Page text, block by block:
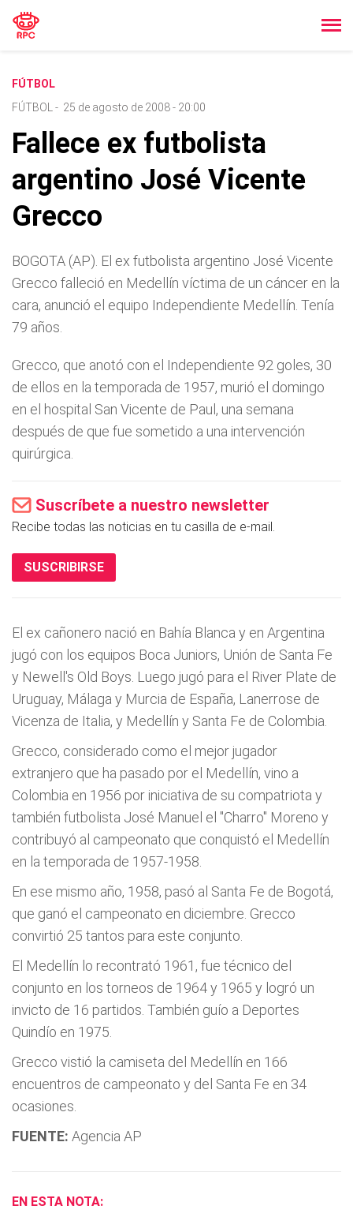
FÚTBOL
FÚTBOL
- 25 de agosto de 2008 - 20:00
Fallece ex futbolista
argentino José Vicente
Grecco
BOGOTA (AP). El ex futbolista argentino José Vicente
Grecco falleció en Medellí­n ví­ctima de un cáncer en la
cara, anunció el equipo Independiente Medellí­n. Tení­a
79 años.
Grecco, que anotó con el Independiente 92 goles, 30
de ellos en la temporada de 1957, murió el domingo
en el hospital San Vicente de Paul, una semana
después de que fue sometido a una intervención
quirúrgica.
Suscríbete a nuestro newsletter
Recibe todas las noticias en tu casilla de e-mail.
SUSCRIBIRSE
El ex cañonero nació en Bahí­a Blanca y en Argentina
jugó con los equipos Boca Juniors, Unión de Santa Fe
y Newell's Old Boys. Luego jugó para el River Plate de
Uruguay, Málaga y Murcia de España, Lanerrose de
Vicenza de Italia, y Medellí­n y Santa Fe de Colombia.
Grecco, considerado como el mejor jugador
extranjero que ha pasado por el Medellí­n, vino a
Colombia en 1956 por iniciativa de su compatriota y
también futbolista José Manuel el "Charro" Moreno y
contribuyó al campeonato que conquistó el Medellí­n
en la temporada de 1957-1958.
En ese mismo año, 1958, pasó al Santa Fe de Bogotá,
que ganó el campeonato en diciembre. Grecco
convirtió 25 tantos para este conjunto.
El Medellí­n lo recontrató 1961, fue técnico del
conjunto en los torneos de 1964 y 1965 y logró un
invicto de 16 partidos. También guí­o a Deportes
Quindí­o en 1975.
Grecco vistió la camiseta del Medellí­n en 166
encuentros de campeonato y del Santa Fe en 34
ocasiones.
FUENTE: Agencia AP
EN ESTA NOTA: